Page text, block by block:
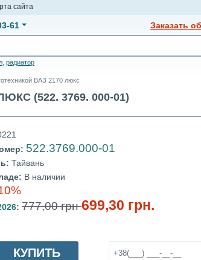
сайта
61 Заказать
радиатор
ВАЗ 2170 люкс
(522. 3769. 000-01)
522.3769.000-01
Тайвань
В наличии
777,00 грн699,30 грн.
КУПИТЬ